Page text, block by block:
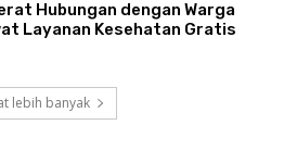
Hubungan dengan Warga
Layanan Kesehatan Gratis
lebih banyak